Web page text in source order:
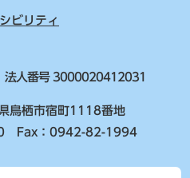
ビリティ
法人番号 3000020412031
鳥栖市宿町1118番地
Fax：0942-82-1994